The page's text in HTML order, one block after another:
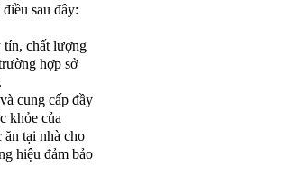
sau đây:
tín, chất lượng
hợp sở
cung cấp đầy
khỏe của
tại nhà cho
hiệu đảm bảo